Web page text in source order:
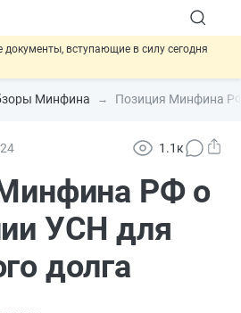
документы, вступающие в силу сегодня
продажи опасных товаров через
ошибок в документах предлагают
единые критерии трудовых и ГПХ-
Минфина Позиция Минфина
1.1к
РФ о
УСН для
долга